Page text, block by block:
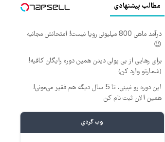
مطالب پیشنهادی
درآمد ماهی 800 میلیونی رویا نیست! امتحانش مجانیه
😉
برای رهایی از بی پولی دیدن همین دوره رایگان کافیه!
(شمارتو وارد کن)
این دوره رو نبینی، تا 5 سال دیگه هم فقیر می‌مونی!
همین الان ثبت نام کن
وب گردی